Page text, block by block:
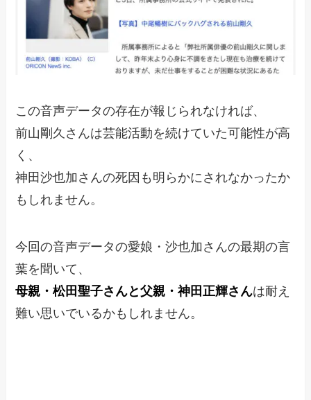
この音声データの存在が報じられなければ、
前山剛久さんは芸能活動を続けていた可能性が高
く、
神田沙也加さんの死因も明らかにされなかったか
もしれません。
今回の音声データの愛娘・沙也加さんの最期の言
葉を聞いて、
母親・松田聖子さんと父親・神田正輝さんは耐え
難い思いでいるかもしれません。